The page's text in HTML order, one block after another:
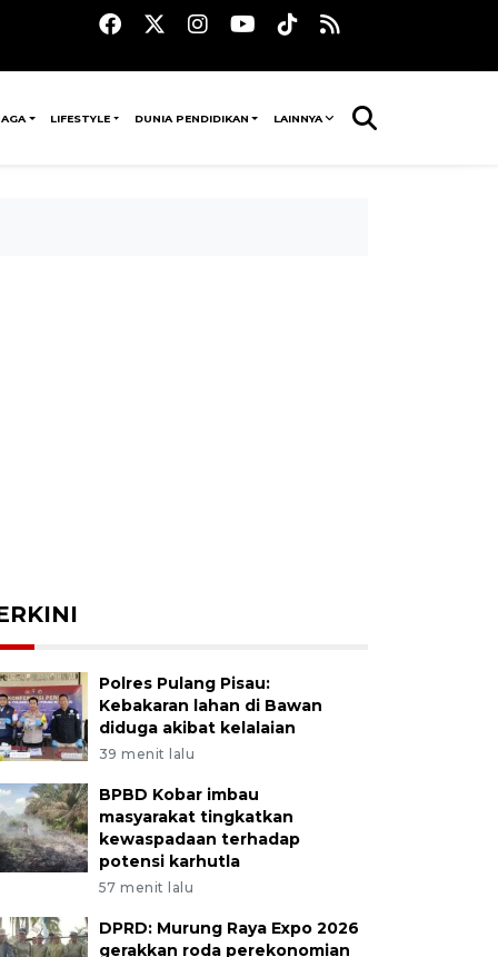
LIFESTYLE DUNIA PENDIDIKAN LAINNYA
Polres Pulang Pisau:
Kebakaran lahan di Bawan
diduga akibat kelalaian
39 menit lalu
BPBD Kobar imbau
masyarakat tingkatkan
kewaspadaan terhadap
potensi karhutla
57 menit lalu
DPRD: Murung Raya Expo 2026
gerakkan roda perekonomian